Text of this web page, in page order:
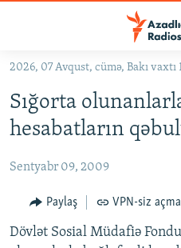
Əsas
qayıt
Əsas
qayıt
#İZAHLA
#ƏSLINDƏ
FƏRQƏ BAX
QANUNI DOĞRU
2026, 07 Avqust, cümə, Bakı vaxtı
Sığorta
hesabatların
Sentyabr 09, 2009
Paylaş VPN-siz
Dövlət Sosial Müdafiə